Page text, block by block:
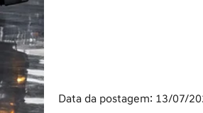
Data da postagem: 13/07/